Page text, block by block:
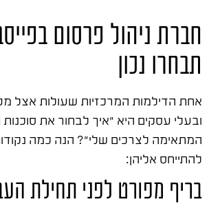
חברת ניהול פרסום
תבחרו נכון
אחת הדילמות המרכזיות שעולות אצל
ובעלי עסקים היא "איך לבחור את
המתאימה לצרכים שלי"? הנה כמה
להתייחס אליהן:
בריף מפורט לפני תחילת